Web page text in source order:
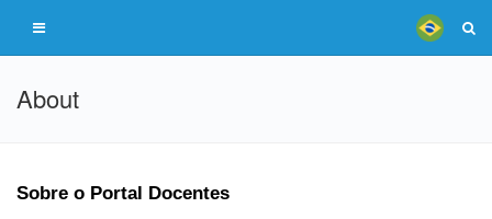
About
Sobre o Portal Docentes